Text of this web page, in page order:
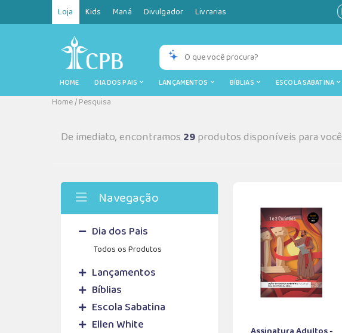
Loja Kids Maná Divulgador Livrarias
HOME DIA DOS PAIS LANÇAMENTOS BÍBLIAS ESCOLA SABATINA
Home/Pesquisa
De imediato, encontramos 29produtos disponíveis para você
Navegação
Dia dos Pais
Todos os Produtos
Lançamentos
Bíblias
Escola Sabatina
Ellen White